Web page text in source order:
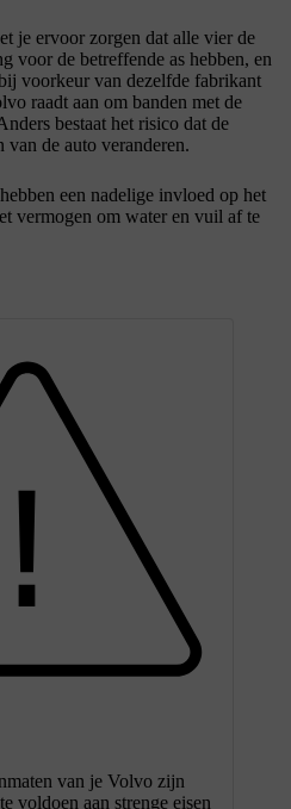
je ervoor zorgen dat alle vier de
voor de betreffende as hebben, en
voorkeur van dezelfde fabrikant
raadt aan om banden met de
bestaat het risico dat de
de auto veranderen.
een nadelige invloed op het
vermogen om water en vuil af te
van je Volvo zijn
voldoen aan strenge eisen